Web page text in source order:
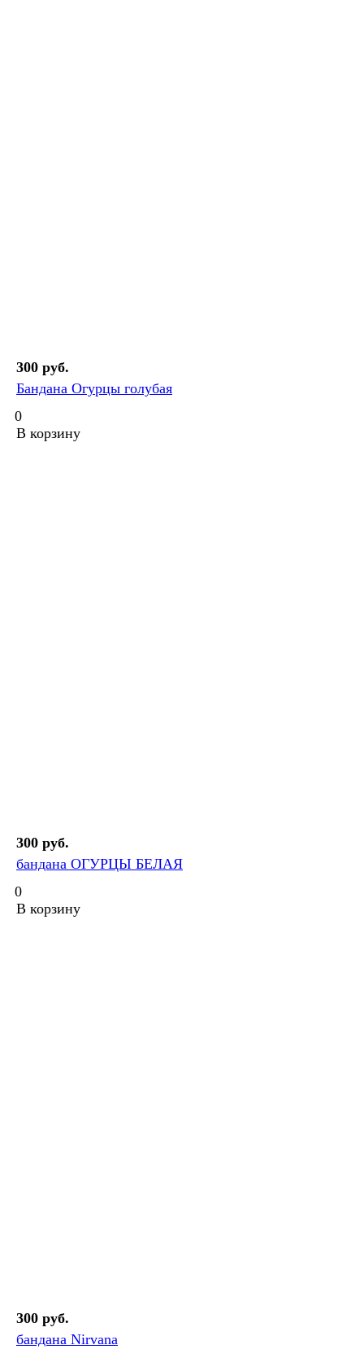
300 руб.
Бандана Огурцы голубая
0
В корзину
300 руб.
бандана ОГУРЦЫ БЕЛАЯ
0
В корзину
300 руб.
бандана Nirvana